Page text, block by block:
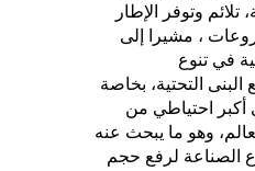
تلائم وتوفر الإطار
، مشيرا إلى
في تنوع
البنى التحتية، بخاصة
أكبر احتياطي من
وهو ما يبحث عنه
الصناعة لرفع حجم